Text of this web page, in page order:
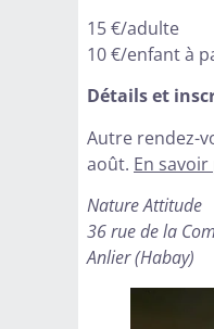
15 €/adulte
10 €/enfant à
Détails et
Autre rendez-
août. En
Nature Attitude
36 rue de la
Anlier (Habay)